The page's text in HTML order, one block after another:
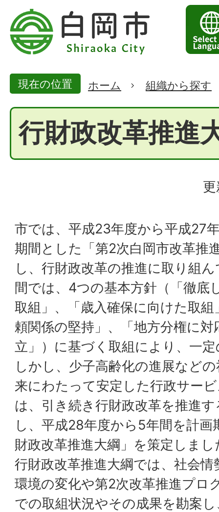
現在の位置 ホーム 組織から探す
行財政改革推進
市では、平成23年度から平成27
期間とした「第2次白岡市改革推
し、行財政改革の推進に取り組
間では、4つの基本方針（「徹底
取組」、「歳入確保に向けた取
頼関係の堅持」、「地方分権に
立」）に基づく取組により、一
しかし、少子高齢化の進展など
来にわたって安定した行政サー
は、引き続き行財政改革を推進
し、平成28年度から5年間を計画
財政改革推進大綱」を策定しまし
行財政改革推進大綱では、社会
環境の変化や第2次改革推進プロ
での取組状況やその成果を勘案